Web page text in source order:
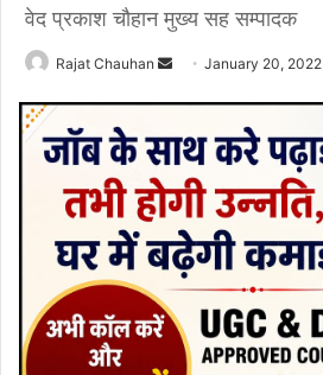
वेद प्रकाश चौहान मुख्य सह सम्पादक
Rajat Chauhan
Send January 20, 2022